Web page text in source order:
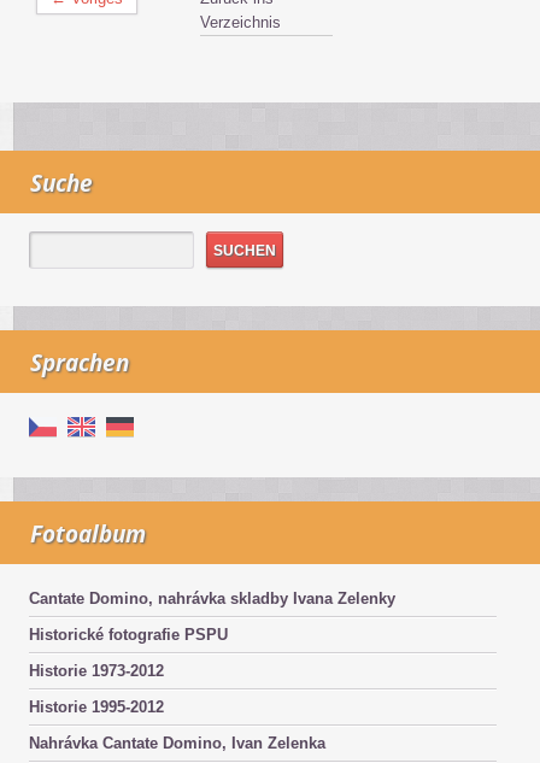
Verzeichnis
Suche
Sprachen
Fotoalbum
Cantate Domino, nahrávka skladby Ivana Zelenky
Historické fotografie PSPU
Historie 1973-2012
Historie 1995-2012
Nahrávka Cantate Domino, Ivan Zelenka